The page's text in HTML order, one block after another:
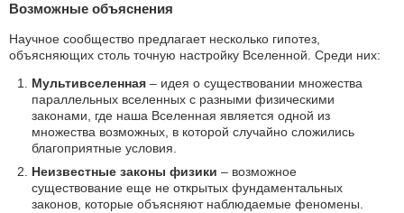
Возможные объяснения
Научное сообщество предлагает несколько гипотез,
объясняющих столь точную настройку Вселенной. Среди них:
Мультивселенная – идея о существовании множества
параллельных вселенных с разными физическими
законами, где наша Вселенная является одной из
множества возможных, в которой случайно сложились
благоприятные условия.
Неизвестные законы физики – возможное
существование еще не открытых фундаментальных
законов, которые объясняют наблюдаемые феномены.